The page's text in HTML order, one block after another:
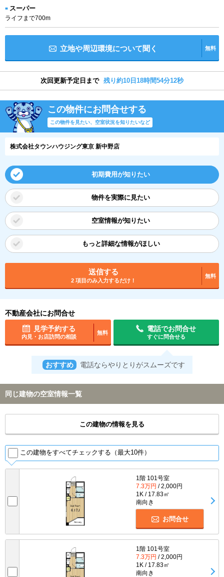
スーパー
ライフまで700m
立地や周辺環境について聞く 無料
次回更新予定日まで 残り約10日18時間54分11秒
この物件にお問合せする
この物件を見たい、空室状況を知りたいなど
株式会社タウンハウジング東京 新中野店
初期費用が知りたい
物件を実際に見たい
空室情報が知りたい
もっと詳細な情報がほしい
送信する
2 項目のみ入力するだけ！
無料
不動産会社にお問合せ
見学予約する
内見・お店訪問の相談
無料
電話でお問合せ
すぐに問合せる
おすすめ 電話ならやりとりがスムーズです
同じ建物の空室情報一覧
この建物の情報を見る
この建物をすべてチェックする（最大10件）
1階 101号室
7.3万円 / 2,000円
1K / 17.83㎡
南向き
お問合せ
1階 101号室
7.3万円 / 2,000円
1K / 17.83㎡
南向き